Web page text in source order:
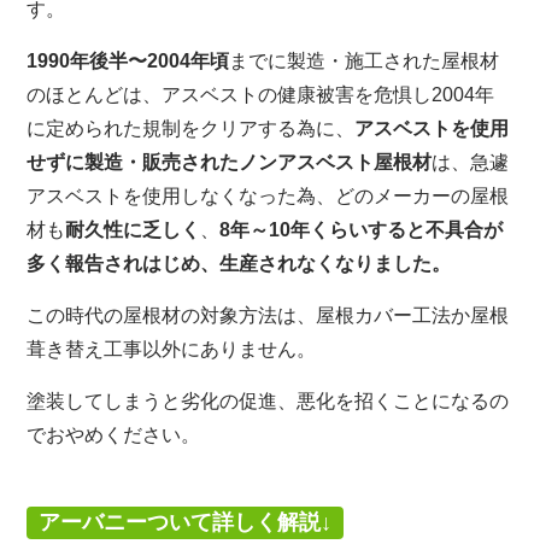
す。
1990年後半〜2004年頃までに製造・施工された屋根材
のほとんどは、アスベストの健康被害を危惧し2004年
に定められた規制をクリアする為に、 アスベストを使用
せずに製造・販売されたノンアスベスト屋根材は、急遽
アスベストを使用しなくなった為、どのメーカーの屋根
材も耐久性に乏しく 、8年～10年くらいすると不具合が
多く報告されはじめ、生産されなくなりました。
この時代の屋根材の対象方法は、屋根カバー工法か屋根
葺き替え工事以外にありません。
塗装してしまうと劣化の促進、悪化を招くことになるの
でおやめください。
アーバニーついて詳しく解説↓